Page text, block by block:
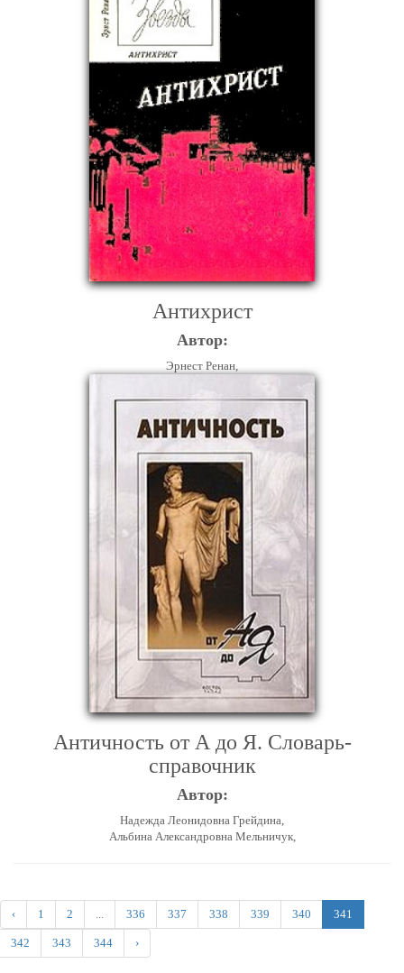
Антихрист
Автор:
Эрнест Ренан,
Античность от А до Я. Словарь-
справочник
Автор:
Надежда Леонидовна Грейдина,
Альбина Александровна Мельничук,
‹ 1 2 ... 336 337 338 339 340 341
342 343 344 ›